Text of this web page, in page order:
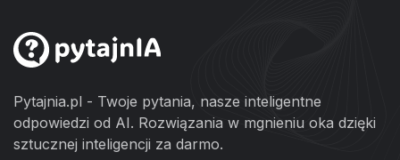
Pytajnia.pl - Twoje pytania, nasze inteligentne
odpowiedzi od AI. Rozwiązania w mgnieniu oka dzięki
sztucznej inteligencji za darmo.